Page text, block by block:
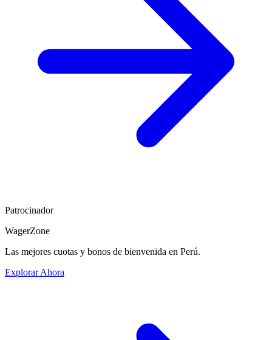
Patrocinador
WagerZone
Las mejores cuotas y bonos de bienvenida en Perú.
Explorar Ahora